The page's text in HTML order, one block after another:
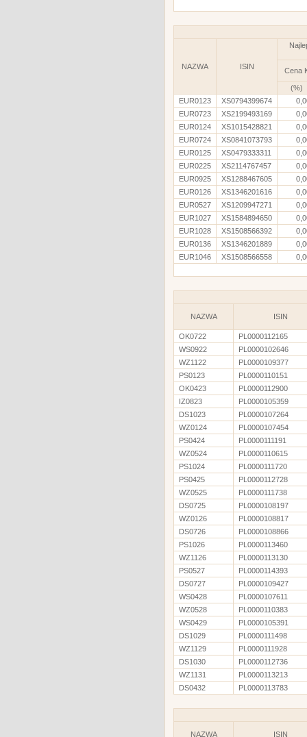
NAZWA ISIN Cena
(%)
EUR0123
XS0794399674
EUR0723
XS2199493169
EUR0124
XS1015428821
EUR0724
XS0841073793
EUR0125
XS0479333311
EUR0225
XS2114767457
EUR0925
XS1288467605
EUR0126
XS1346201616
EUR0527
XS1209947271
EUR1027
XS1584894650
EUR1028
XS1508566392
EUR0136
XS1346201889
EUR1046
XS1508566558
NAZWA ISIN
OK0722
PL0000112165
WS0922
PL0000102646
WZ1122
PL0000109377
PS0123
PL0000110151
OK0423
PL0000112900
IZ0823
PL0000105359
DS1023
PL0000107264
WZ0124
PL0000107454
PS0424
PL0000111191
WZ0524
PL0000110615
PS1024
PL0000111720
PS0425
PL0000112728
WZ0525
PL0000111738
DS0725
PL0000108197
WZ0126
PL0000108817
DS0726
PL0000108866
PS1026
PL0000113460
WZ1126
PL0000113130
PS0527
PL0000114393
DS0727
PL0000109427
WS0428
PL0000107611
WZ0528
PL0000110383
WS0429
PL0000105391
DS1029
PL0000111498
WZ1129
PL0000111928
DS1030
PL0000112736
WZ1131
PL0000113213
DS0432
PL0000113783
NAZWA ISIN